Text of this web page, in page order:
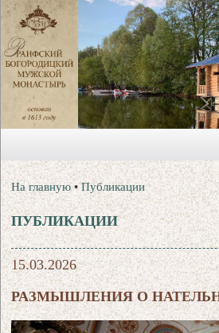
На главную •Публикации
ПУБЛИКАЦИИ
15.03.2026
РАЗМЫШЛЕНИЯ О